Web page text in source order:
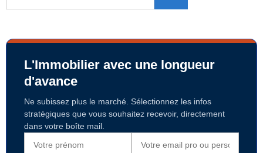
L'Immobilier avec une longueur
d'avance
Ne subissez plus le marché. Sélectionnez les infos
stratégiques que vous souhaitez recevoir, directement
dans votre boîte mail.